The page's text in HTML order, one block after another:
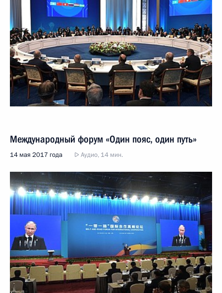
Международный форум «Один пояс, один путь»
14 мая 2017 года Аудио, 14 мин.